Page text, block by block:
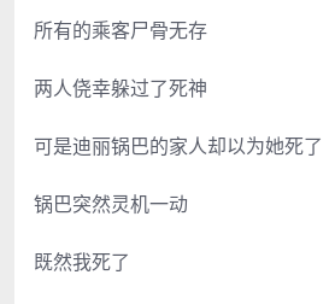
所有的乘客尸骨无存
两人侥幸躲过了死神
可是迪丽锅巴的家人却以为她死了
锅巴突然灵机一动
既然我死了